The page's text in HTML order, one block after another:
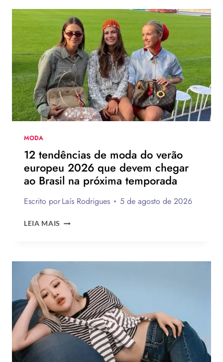
NOVO
CHINELO
DE
SALTO
DA
HAVAIANAS?
MODA
12 tendências de moda do verão
europeu 2026 que devem chegar
ao Brasil na próxima temporada
Escrito porLaís Rodrigues 5 de agosto de 2026
LEIA MAIS
DO
VERÃO
EUROPEU
2026
QUE
DEVEM
CHEGAR
AO